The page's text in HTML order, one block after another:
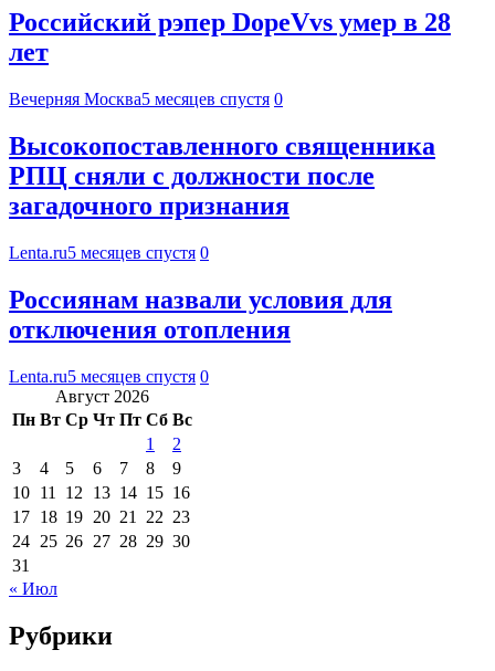
Российский рэпер DopeVvs умер в 28
лет
Вечерняя Москва5 месяцев спустя 0
Высокопоставленного священника
РПЦ сняли с должности после
загадочного признания
Lenta.ru5 месяцев спустя 0
Россиянам назвали условия для
отключения отопления
Lenta.ru5 месяцев спустя 0
Август 2026
Пн Вт Ср Чт Пт Сб Вс
1
2
3
4 5 6 7 8
9
10 11 12 13 14 15 16
17 18 19 20 21 22 23
24 25 26 27 28 29 30
31
« Июл
Рубрики